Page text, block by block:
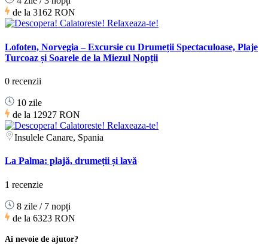
de la 3162 RON
Lofoten, Norvegia – Excursie cu Drumeții Spectaculoase, Plaje
Turcoaz și Soarele de la Miezul Nopții
0 recenzii
10 zile
de la 12927 RON
Insulele Canare, Spania
La Palma: plajă, drumeții și lavă
1 recenzie
8 zile / 7 nopți
de la 6323 RON
Ai nevoie de ajutor?